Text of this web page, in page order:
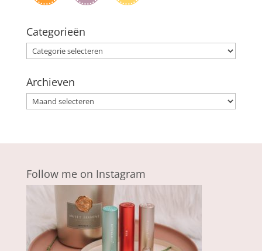
Categorieën
Categorieën
Archieven
Archieven
Follow me on Instagram